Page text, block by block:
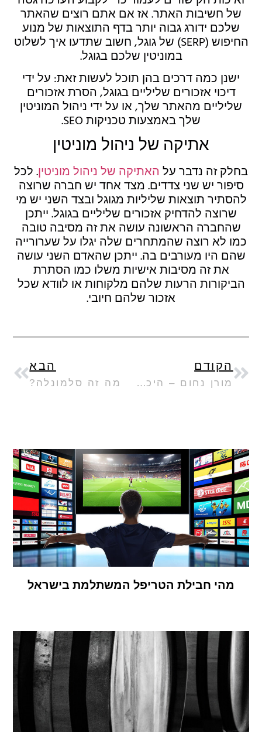
של חשיבות האתר. אז אם אתם רוצים שהאתר
שלכם ידורג גבוה יותר בדף התוצאות של מנוע
החיפוש (SERP) של גוגל, חשוב שתדעו איך לשלוט
במוניטין שלכם בגוגל.
ישנן כמה דרכים בהן תוכל לעשות זאת: על ידי
דיכוי אזכורים שליליים בגוגל, הסרת אזכורים
שליליים מהאתר שלך, או על ידי ניהול המוניטין
שלך באמצעות טכניקות SEO.
אתיקה של ניהול מוניטין
בחלק זה נדבר עלהאתיקה של ניהול מוניטין. לכל
סיפור יש שני צדדים. מצד אחד יש חברה שרוצה
להסתיר תוצאות שליליות מגוגל ובצד השני יש מי
שרוצה להדחיק אזכורים שליליים בגוגל. ייתכן
שהחברה הראשונה עושה את זה מסיבה טובה
כמו לא רוצה שהמתחרים שלה יגלו על שערורייה
שהם היו מעורבים בה. ייתכן שהאדם השני עושה
את זה מסיבות אישיות משלו כמו הסתרת
הביקורות הרעות שלהם מלקוחות או לוודא שכל
אזכור שלהם חיובי.
הקודם
מורן נחום – היכרות מעמיקה עם נתב"ג
הבא
מה זה סלמונלה?
מהי חבילת הטריפל המשתלמת בישראל